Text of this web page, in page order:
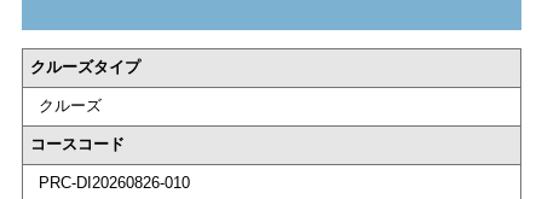
クルーズタイプ
クルーズ
コースコード
PRC-DI20260826-010